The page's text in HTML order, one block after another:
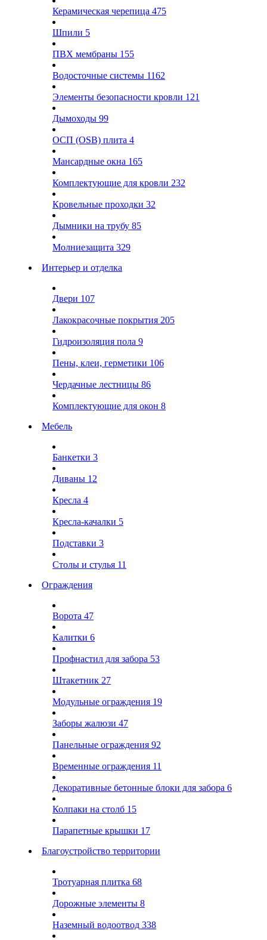
Керамическая черепица 475
Шпили 5
ПВХ мембраны 155
Водосточные системы 1162
Элементы безопасности кровли 121
Дымоходы 99
ОСП (OSB) плита 4
Мансардные окна 165
Комплектующие для кровли 232
Кровельные проходки 32
Дымники на трубу 85
Молниезащита 329
Интерьер и отделка
Двери 107
Лакокрасочные покрытия 205
Гидроизоляция пола 9
Пены, клеи, герметики 106
Чердачные лестницы 86
Комплектующие для окон 8
Мебель
Банкетки 3
Диваны 12
Кресла 4
Кресла-качалки 5
Подставки 3
Столы и стулья 11
Ограждения
Ворота 47
Калитки 6
Профнастил для забора 53
Штакетник 27
Модульные ограждения 19
Заборы жалюзи 47
Панельные ограждения 92
Временные ограждения 11
Декоративные бетонные блоки для забора 6
Колпаки на столб 15
Парапетные крышки 17
Благоустройство территории
Тротуарная плитка 68
Дорожные элементы 8
Наземный водоотвод 338